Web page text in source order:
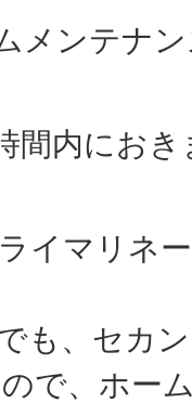
ンテナン
内におき
イマリネ
も、セカ
で、ホー